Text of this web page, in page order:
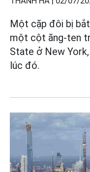
Một cặp đôi bị
một cột ăng-ten
State ở New York,
lúc đó.